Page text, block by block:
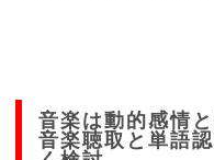
音楽は動的感情
音楽聴取と単語